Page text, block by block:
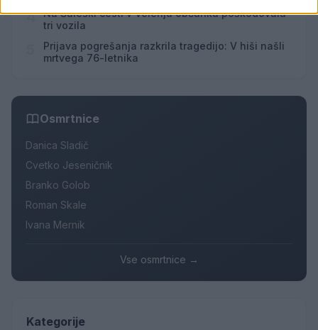
4
Na Šaleški cesti v Velenju občanka poškodovala
tri vozila
Prijava pogrešanja razkrila tragedijo: V hiši našli
mrtvega 76-letnika
Osmrtnice
Danica Sladič
Cvetko Jeseničnik
Branko Golob
Roman Skale
Ivana Mernik
Vse osmrtnice →
Kategorije